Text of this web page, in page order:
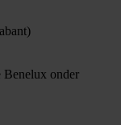
Benelux onder